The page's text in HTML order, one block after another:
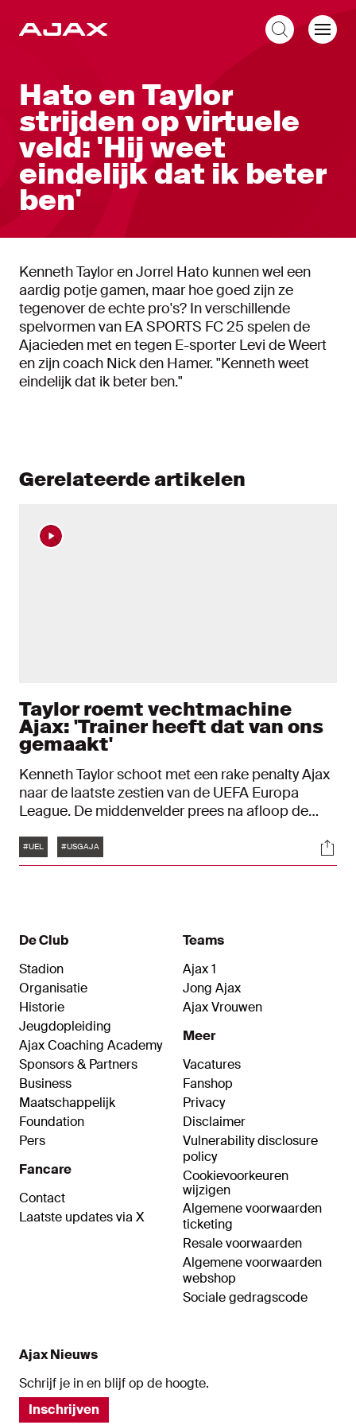
Hato en Taylor
strijden op virtuele
veld: 'Hij weet
eindelijk dat ik beter
ben'
Kenneth Taylor en Jorrel Hato kunnen wel een
aardig potje gamen, maar hoe goed zijn ze
tegenover de echte pro's? In verschillende
spelvormen van EA SPORTS FC 25 spelen de
Ajacieden met en tegen E-sporter Levi de Weert
en zijn coach Nick den Hamer. "Kenneth weet
eindelijk dat ik beter ben."
Gerelateerde artikelen
Taylor roemt vechtmachine
Ajax: 'Trainer heeft dat van ons
gemaakt'
Kenneth Taylor schoot met een rake penalty Ajax
naar de laatste zestien van de UEFA Europa
League. De middenvelder prees na afloop de
"Iedereen heeft echt een goede mentaliteit. Dat
hebben we niet alleen vandaag, maar ook in
Tags
#UEL #USGAJA
De Club
Stadion
Organisatie
Historie
Jeugdopleiding
Ajax Coaching Academy
Sponsors & Partners
Business
Maatschappelijk
Foundation
Pers
Fancare
Contact
Laatste updates via X
Teams
Ajax 1
Jong Ajax
Ajax Vrouwen
Meer
Vacatures
Fanshop
Privacy
Disclaimer
Vulnerability disclosure
policy
Cookievoorkeuren
wijzigen
Algemene voorwaarden
ticketing
Resale voorwaarden
Algemene voorwaarden
webshop
Sociale gedragscode
Ajax Nieuws
Schrijf je in en blijf op de hoogte.
Inschrijven